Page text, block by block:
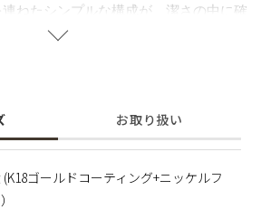
ねたシンプルな構成が、潔さの中に確
しやすく、忙しい朝にも快適。
イヤードスタイルにも美しく調和するネ
大切な人への贈り物にもおすすめ。
ることで肌にやさしく金属アレルギー
お取り扱い
(K18ゴールドコーティング+ニッケルフ